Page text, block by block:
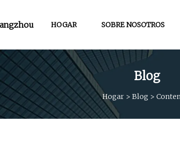
HOGAR SOBRE NOSOTROS
Blog
Hogar> Blog >